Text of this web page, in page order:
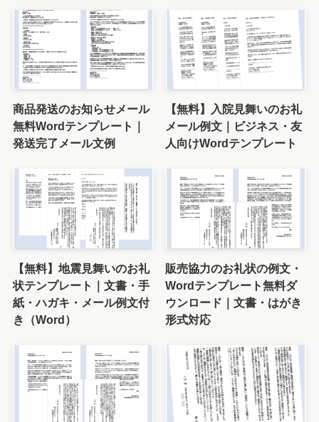
商品発送のお知らせメール
無料Wordテンプレート｜
発送完了メール文例
【無料】入院見舞いのお礼
メール例文｜ビジネス・友
人向けWordテンプレート
【無料】地震見舞いのお礼
状テンプレート｜文書・手
紙・ハガキ・メール例文付
き（Word）
販売協力のお礼状の例文・
Wordテンプレート無料ダ
ウンロード｜文書・はがき
形式対応